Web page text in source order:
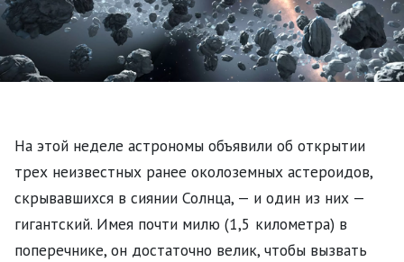
На этой неделе астрономы объявили об открытии
трех неизвестных ранее околоземных астероидов,
скрывавшихся в сиянии Солнца, — и один из них —
гигантский. Имея почти милю (1,5 километра) в
поперечнике, он достаточно велик, чтобы вызвать